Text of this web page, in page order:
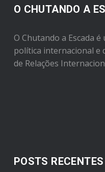
O CHUTANDO A
O Chutando a Escada
política internacional e
de Relações
POSTS RECENTES